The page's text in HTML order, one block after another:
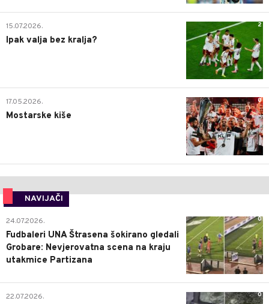
2
15.07.2026.
Ipak valja bez kralja?
0
17.05.2026.
Mostarske kiše
NAVIJAČI
0
24.07.2026.
Fudbaleri UNA Štrasena šokirano gledali
Grobare: Nevjerovatna scena na kraju
utakmice Partizana
0
22.07.2026.